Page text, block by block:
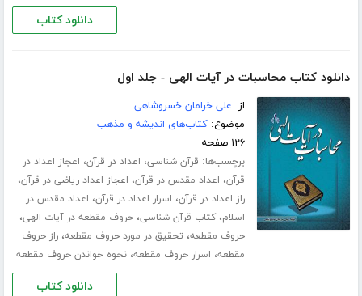
دانلود کتاب
دانلود کتاب محاسبات در آیات الهی - جلد اول
از: علی خرامان خسروشاهی
موضوع:کتاب‌های اندیشه و مذهب
۱۲۶ صفحه
برچسب‌ها: قرآن شناسی، اعداد در قرآن، اعجاز اعداد در
قرآن، اعداد مقدس در قرآن، اعجاز اعداد ریاضی در قرآن،
راز اعداد در قرآن، اسرار اعداد در قرآن، اعداد مقدس در
اسلام،کتاب قرآن شناسی،حروف مقطعه در آیات الهی،
حروف مقطعه، تحقیق در مورد حروف مقطعه،راز حروف
مقطعه، اسرار حروف مقطعه،نحوه خواندن حروف مقطعه
دانلود کتاب